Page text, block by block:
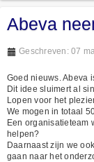
Abeva
Geschreven: 07
Goed nieuws. Abeva
Dit idee sluimert al
Lopen voor het
We mogen in totaal
Een organisatieteam
helpen?
Daarnaast zijn we
gaan naar het